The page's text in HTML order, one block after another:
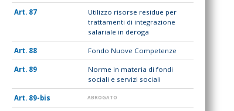
87
Utilizzo risorse residue per
trattamenti di integrazione
salariale in deroga
88 Fondo Nuove Competenze
89
Norme in materia di fondi
sociali e servizi sociali
89-bis ABROGATO